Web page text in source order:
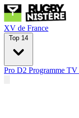
XV de France
Top 14
Pro D2 Programme TV